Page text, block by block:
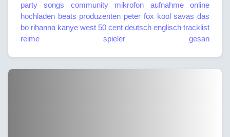
party
songs community mikrofon aufnahme
online
hochladen beats produzenten peter fox kool savas das
bo rihanna kanye west 50 cent deutsch englisch tracklist
reime
spieler gesan